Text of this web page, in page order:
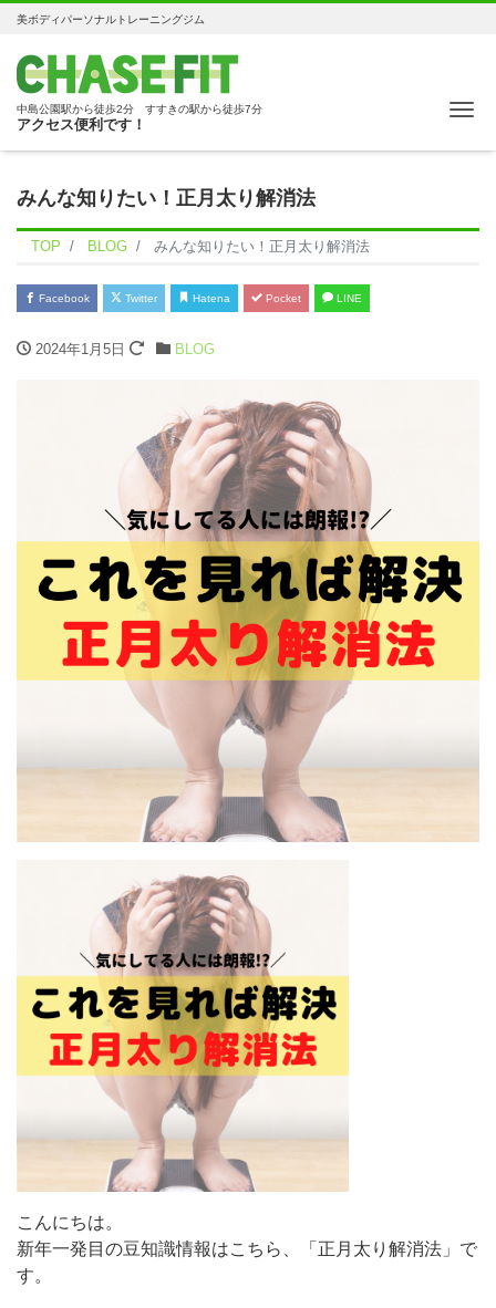
美ボディパーソナルトレーニングジム
中島公園駅から徒歩2分 すすきの駅から徒歩7分
アクセス便利です！
みんな知りたい！正月太り解消法
TOP BLOG みんな知りたい！正月太り解消法
Facebook Twitter Hatena Pocket LINE
2024年1月5日 BLOG
こんにちは。
新年一発目の豆知識情報はこちら、「正月太り解消法」で
す。